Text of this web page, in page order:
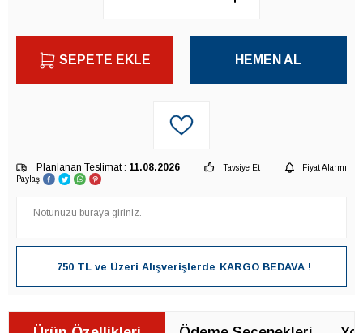
SEPETE EKLE HEMEN AL
Planlanan Teslimat : 11.08.2026 Tavsiye Et
Fiyat Alarmı
Paylaş
750 TL ve Üzeri Alışverişlerde KARGO BEDAVA !